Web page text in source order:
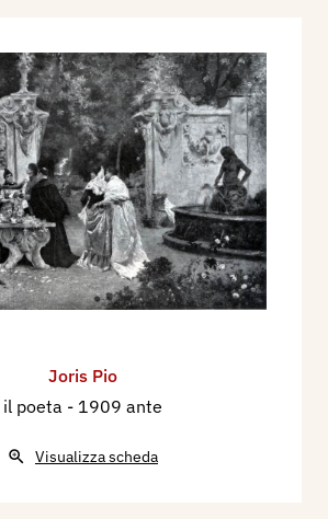
Joris Pio
il poeta - 1909 ante
Visualizza scheda